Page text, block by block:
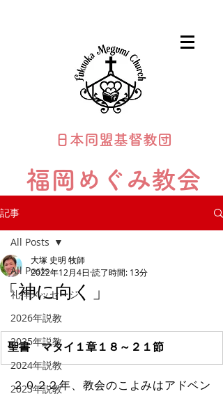
日本同盟基督教団
福岡めぐみ教会
記事
All Posts
礼拝メッセージ
2026年説教
2025年説教
2024年説教
2023年説教
All Posts
「神に向く」
大塚 史明 牧師
2022年12月4日 読了時間: 13分
聖書　マタイ１章１８～２１節
２０２２年、教会のこよみはアドベン